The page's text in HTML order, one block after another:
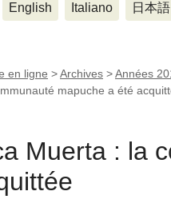
English Italiano 日本語
en ligne >Archives >Années
mapuche a été
Muerta : la